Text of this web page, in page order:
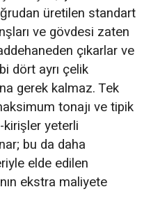
üretilen standart
ve gövdesi zaten
çıkarlar ve
dört ayrı çelik
gerek kalmaz. Tek
tonajı ve tipik
kirişler yeterli
bu da daha
elde edilen
ekstra maliyete